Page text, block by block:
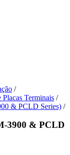
/
Terminais /
& PCLD Series) /
3900 & PCLD